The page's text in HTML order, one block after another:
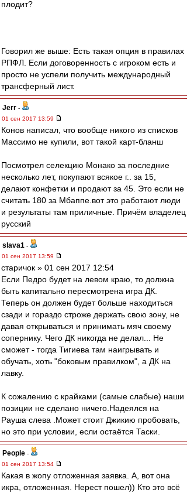
плодит?
Говорил же выше: Есть такая опция в правилах
РПФЛ. Если договоренность с игроком есть и
просто не успели получить международный
трансферный лист.
Jerr -
01 сен 2017 13:59
Конов написал, что вообще никого из списков
Массимо не купили, вот такой карт-бланш
Посмотрел селекцию Монако за последние
несколько лет, покупают всякое г.. за 15,
делают конфетки и продают за 45. Это если не
считать 180 за Мбаппе.вот это работают люди
и результаты там приличные. Причём владелец
русский
slava1 -
01 сен 2017 13:59
старичок » 01 сен 2017 12:54
Если Педро будет на левом краю, то должна
быть капитально пересмотрена игра ДК.
Теперь он должен будет больше находиться
сзади и гораздо строже держать свою зону, не
давая открываться и принимать мяч своему
сопернику. Чего ДК никогда не делал... Не
сможет - тогда Тигиева там наигрывать и
обучать, хоть "боковым правилком", а ДК на
лавку.
К сожалению с крайками (самые слабые) наши
позиции не сделано ничего.Надеялся на
Рауша слева .Может стоит Джикию пробовать,
но это при условии, если остаётся Таски.
People -
01 сен 2017 13:54
Какая в жопу отложенная заявка. А, вот она
икра, отложенная. Нерест пошел)) Кто это всё